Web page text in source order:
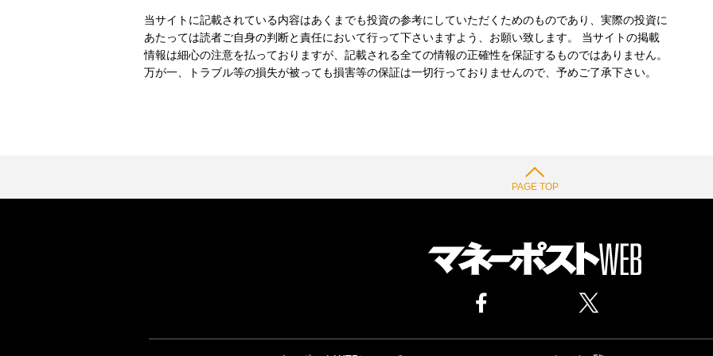
当サイトに記載されている内容はあくまでも投資の参考にしていただくためのものであり、実際の投資に
あたっては読者ご自身の判断と責任において行って下さいますよう、お願い致します。 当サイトの掲載
情報は細心の注意を払っておりますが、記載される全ての情報の正確性を保証するものではありません。
万が一、トラブル等の損失が被っても損害等の保証は一切行っておりませんので、予めご了承下さい。
PAGE TOP